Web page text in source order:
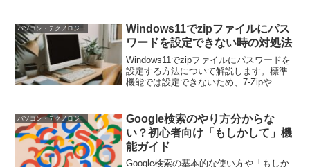
の問題の対策、具体的な対処方法、予防
策とメンテナンス方法を紹介します。
パソコン・テクノロジー
Windows11でzipファイルにパス
ワードを設定できない時の対処法
Windows11でzipファイルにパスワードを
設定する方法について解説します。標準
機能では設定できないため、7-Zipや
法、他のセキュリティ対策も紹介しま
す。
パソコン・テクノロジー
Google検索のやり方分からな
い？初心者向け「もしかして」機
能ガイド
Google検索の基本的な使い方や「もしか